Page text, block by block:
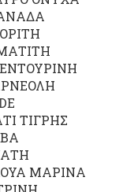
ΤΙΓΡΗΣ
ΜΑΡΙΝΑ